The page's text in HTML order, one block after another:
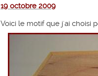
19 octobre 2009
Voici le motif que j'ai choisi